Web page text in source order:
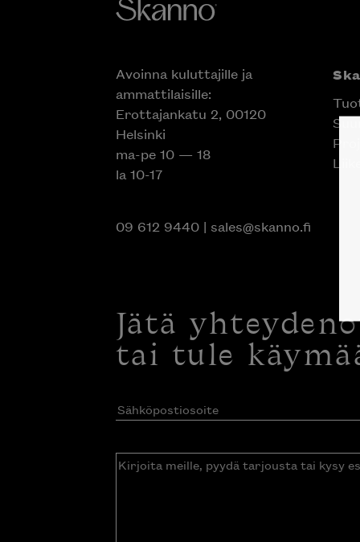
Avoinna kuluttajille ja
ammattilaisille:
Erottajankatu 2, 00120
Helsinki
ma-pe 10 — 18
la 10-17
09 612 9440| sales@skanno.fi
Jätä
tai tule
Sähköpostiosoite(Pakollinen)
Kirjoita